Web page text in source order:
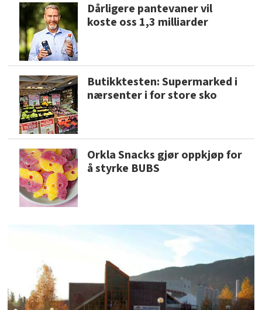
Dårligere pantevaner vil
koste oss 1,3 milliarder
Butikktesten: Supermarked i
nærsenter i for store sko
Orkla Snacks gjør oppkjøp for
å styrke BUBS